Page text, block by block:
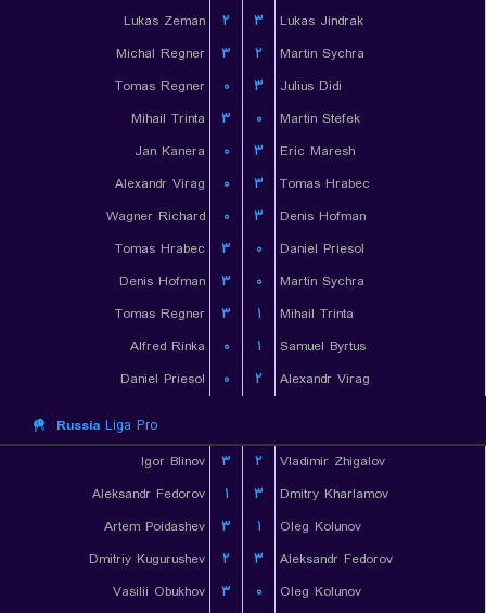
Lukas Zeman
۲ ۳
Lukas Jindrak
Michal Regner
۳ ۲
Martin Sychra
Tomas Regner
۰ ۳
Julius Didi
Mihail Trinta
۳ ۰
Martin Stefek
Jan Kanera
۰ ۳
Eric Maresh
Alexandr Virag
۰ ۳
Tomas Hrabec
Wagner Richard
۰ ۳
Denis Hofman
Tomas Hrabec
۳ ۰
Daniel Priesol
Denis Hofman
۳ ۰
Martin Sychra
Tomas Regner
۳ ۱
Mihail Trinta
Alfred Rinka
۰ ۱
Samuel Byrtus
Daniel Priesol
۰ ۲ Alexandr Virag
Russia Liga Pro
Igor Blinov
۳ ۲
Vladimir Zhigalov
Aleksandr Fedorov
۱ ۳
Dmitry Kharlamov
Artem Poidashev
۳ ۱
Oleg Kolunov
Dmitriy Kugurushev
۲ ۳
Aleksandr Fedorov
Vasilii Obukhov
۳ ۰
Oleg Kolunov